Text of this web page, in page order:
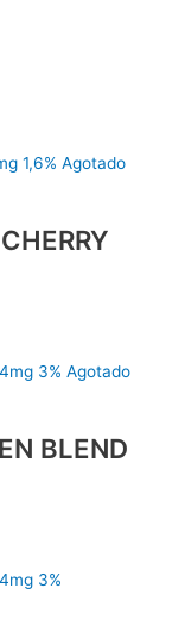
Agotado
Agotado
BLEND